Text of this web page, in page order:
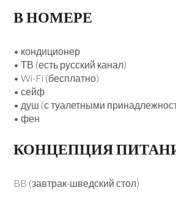
В НОМЕРЕ
• кондиционер
• ТВ (есть русский канал)
• Wi-Fi (бесплатно)
• сейф
• душ (с туалетными
• фен
КОНЦЕПЦИЯ
BB (завтрак-шведский стол)